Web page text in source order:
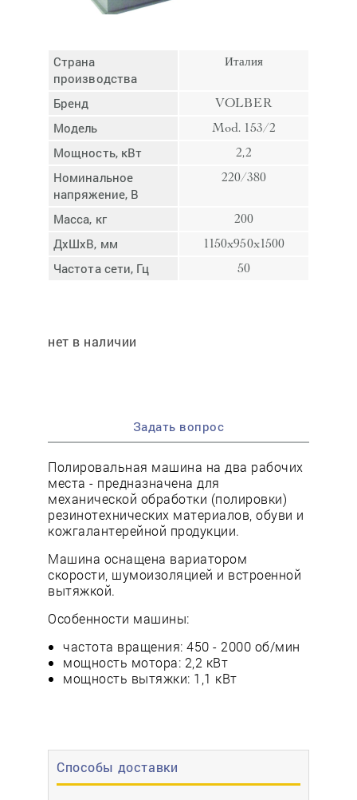
Способы доставки
Страна
производства
Италия
Бренд VOLBER
Модель Mod. 153/2
Мощность, кВт 2,2
Номинальное
напряжение, В
220/380
Масса, кг 200
ДхШхВ, мм 1150x950x1500
Частота сети, Гц 50
нет в наличии
Задать вопрос
Полировальная машина на два рабочих
места - предназначена для
механической обработки (полировки)
резинотехнических материалов, обуви и
кожгалантерейной продукции.
Машина оснащена вариатором
скорости, шумоизоляцией и встроенной
вытяжкой.
Особенности машины:
частота вращения: 450 - 2000 об/мин
мощность мотора: 2,2 кВт
мощность вытяжки: 1,1 кВт